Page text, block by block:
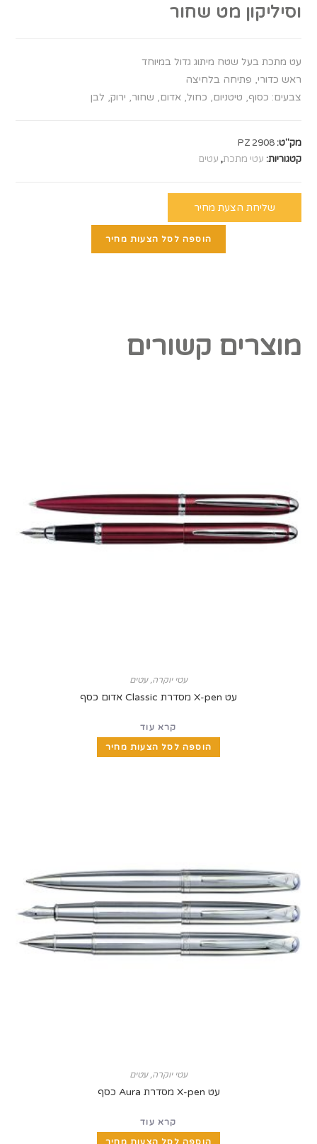
וסיליקון מט שחור
עט מתכת בעל שטח מיתוג גדול במיוחד
ראש כדורי, פתיחה בלחיצה
צבעים: כסוף, טיטניום, כחול, אדום, שחור, ירוק, לבן
מק"ט:PZ 2908
קטגוריות: עטי מתכת, עטים
שליחת הצעת מחיר
הוספה לסל הצעות מחיר
מוצרים קשורים
עטי יוקרה ,עטים
עט X-pen מסדרת Classic אדום כסף
קרא עוד
הוספה לסל הצעות מחיר
עטי יוקרה,עטים
עט X-pen מסדרת Aura כסף
קרא עוד
הוספה לסל הצעות מחיר